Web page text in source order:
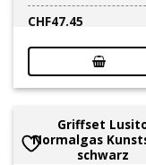
CHF47.45
Griffset
Normalgas
schwarz